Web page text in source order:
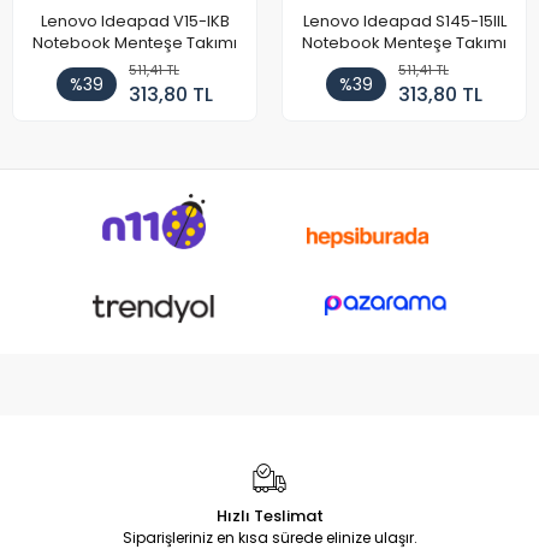
Lenovo Ideapad V15-IKB
Notebook Menteşe Takımı
%39
511,41 TL
313,80 TL
Lenovo Ideapad S145-15IIL
Notebook Menteşe Takımı
%39
511,41 TL
313,80 TL
Hızlı Teslimat
Siparişleriniz en kısa sürede elinize ulaşır.